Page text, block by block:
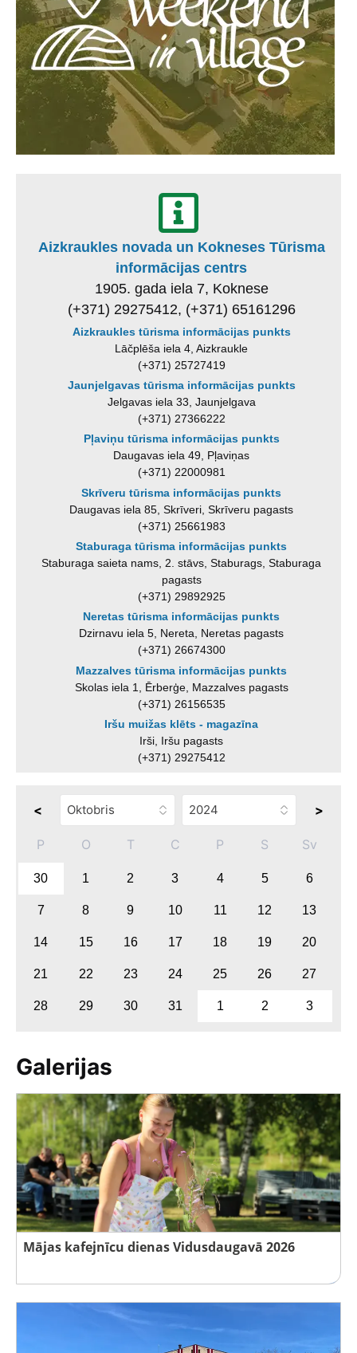
Aizkraukles novada un Kokneses Tūrisma
informācijas centrs
1905. gada iela 7, Koknese
(+371) 29275412, (+371) 65161296
Aizkraukles tūrisma informācijas punkts
Lāčplēša iela 4, Aizkraukle
(+371) 25727419
Jaunjelgavas tūrisma informācijas punkts
Jelgavas iela 33, Jaunjelgava
(+371) 27366222
Pļaviņu tūrisma informācijas punkts
Daugavas iela 49, Pļaviņas
(+371) 22000981
Skrīveru tūrisma informācijas punkts
Daugavas iela 85, Skrīveri, Skrīveru pagasts
(+371) 25661983
Staburaga tūrisma informācijas punkts
Staburaga saieta nams, 2. stāvs, Staburags, Staburaga
pagasts
(+371) 29892925
Neretas tūrisma informācijas punkts
Dzirnavu iela 5, Nereta, Neretas pagasts
(+371) 26674300
Mazzalves tūrisma informācijas punkts
Skolas iela 1, Ērberģe, Mazzalves pagasts
(+371) 26156535
Iršu muižas klēts - magazīna
Irši, Iršu pagasts
(+371) 29275412
< >
P O T C P S Sv
30 1 2 3 4 5 6
7 8 9 10 11 12 13
14 15 16 17 18 19 20
21 22 23 24 25 26 27
28 29 30 31 1 2 3
Galerijas
Mājas kafejnīcu dienas Vidusdaugavā 2026